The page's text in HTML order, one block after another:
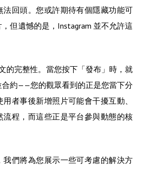
法回頭。您或許期待有個隱藏功能可
但遺憾的是，Instagram 並不允許這
的完整性。當您按下「發布」時，就
合約——您的觀眾看到的正是您當下分
者事後新增照片可能會干擾互動、
流程，而這些正是平台參與動態的核
我們將為您展示一些可考慮的解決方